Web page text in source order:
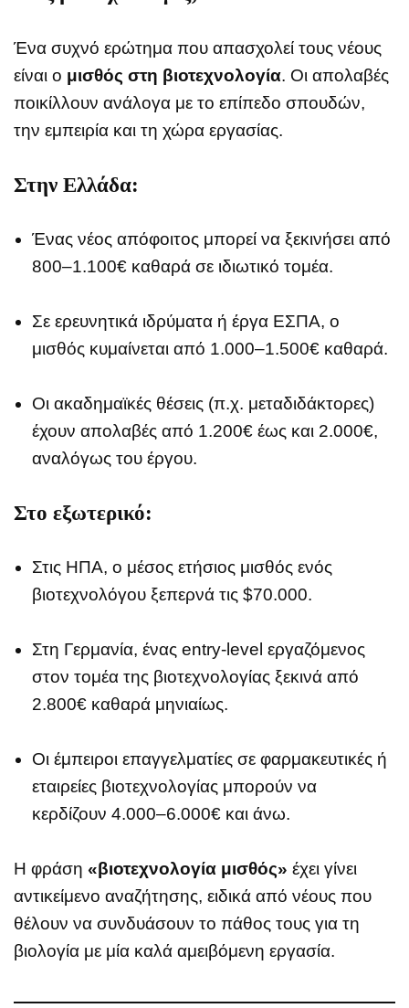
Ένα συχνό ερώτημα που απασχολεί τους νέους
είναι ο μισθός στη βιοτεχνολογία. Οι απολαβές
ποικίλλουν ανάλογα με το επίπεδο σπουδών,
την εμπειρία και τη χώρα εργασίας.
Στην Ελλάδα:
Ένας νέος απόφοιτος μπορεί να ξεκινήσει από
800–1.100€ καθαρά σε ιδιωτικό τομέα.
Σε ερευνητικά ιδρύματα ή έργα ΕΣΠΑ, ο
μισθός κυμαίνεται από 1.000–1.500€ καθαρά.
Οι ακαδημαϊκές θέσεις (π.χ. μεταδιδάκτορες)
έχουν απολαβές από 1.200€ έως και 2.000€,
αναλόγως του έργου.
Στο εξωτερικό:
Στις ΗΠΑ, ο μέσος ετήσιος μισθός ενός
βιοτεχνολόγου ξεπερνά τις $70.000.
Στη Γερμανία, ένας entry-level εργαζόμενος
στον τομέα της βιοτεχνολογίας ξεκινά από
2.800€ καθαρά μηνιαίως.
Οι έμπειροι επαγγελματίες σε φαρμακευτικές ή
εταιρείες βιοτεχνολογίας μπορούν να
κερδίζουν 4.000–6.000€ και άνω.
Η φράση «βιοτεχνολογία μισθός» έχει γίνει
αντικείμενο αναζήτησης, ειδικά από νέους που
θέλουν να συνδυάσουν το πάθος τους για τη
βιολογία με μία καλά αμειβόμενη εργασία.